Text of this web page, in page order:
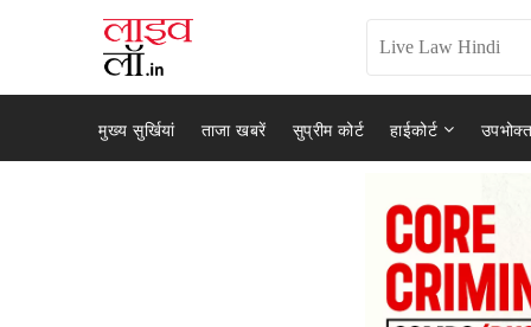
मुख्य सुर्खियां ताजा खबरें सुप्रीम कोर्ट हाईकोर्ट